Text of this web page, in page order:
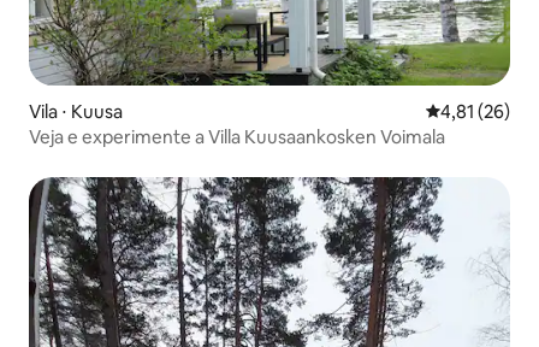
Vila ⋅ Kuusa 4,81 de uma
4,81 (26)
Veja e experimente a Villa Kuusaankosken Voimala